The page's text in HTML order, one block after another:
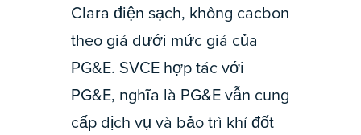
Clara điện sạch, không cacbon
theo giá dưới mức giá của
PG&E. SVCE hợp tác với
PG&E, nghĩa là PG&E vẫn cung
cấp dịch vụ và bảo trì khí đốt